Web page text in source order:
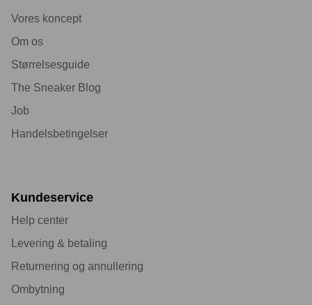
Vores koncept
Om os
Størrelsesguide
The Sneaker Blog
Job
Handelsbetingelser
Kundeservice
Help center
Levering & betaling
Returnering og annullering
Ombytning